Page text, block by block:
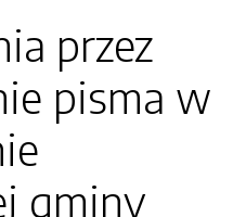
przez
pisma w
gminy